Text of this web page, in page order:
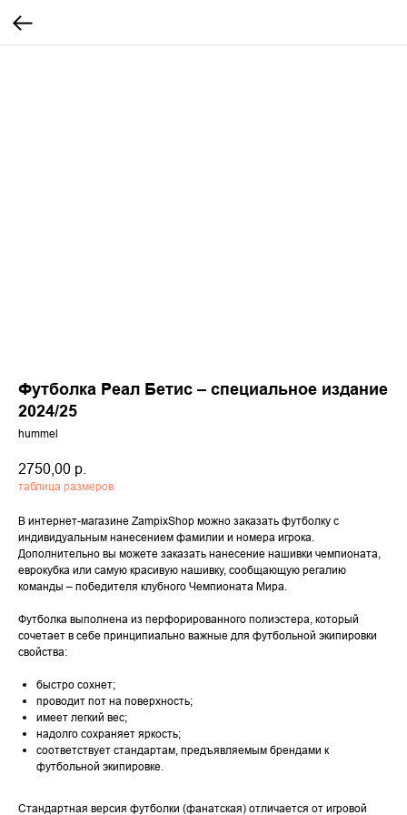
Футболка Реал Бетис – специальное издание
2024/25
hummel
2750,00 р.
таблица размеров
В интернет-магазине ZampixShop можно заказать футболку с
индивидуальным нанесением фамилии и номера игрока.
Дополнительно вы можете заказать нанесение нашивки чемпионата,
еврокубка или самую красивую нашивку, сообщающую регалию
команды – победителя клубного Чемпионата Мира.
Футболка выполнена из перфорированного полиэстера, который
сочетает в себе принципиально важные для футбольной экипировки
свойства:
быстро сохнет;
проводит пот на поверхность;
имеет легкий вес;
надолго сохраняет яркость;
соответствует стандартам, предъявляемым брендами к
футбольной экипировке.
Стандартная версия футболки (фанатская) отличается от игровой